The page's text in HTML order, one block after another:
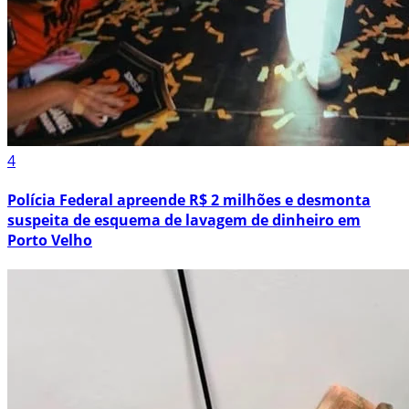
4
Polícia Federal apreende R$ 2 milhões e desmonta
suspeita de esquema de lavagem de dinheiro em
Porto Velho